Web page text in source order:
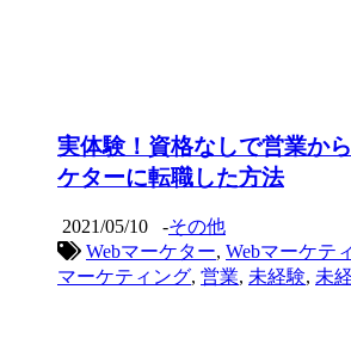
実体験！資格なしで営業か
ケターに転職した方法
2021/05/10 -その他
Webマーケター, Webマーケテ
マーケティング, 営業, 未経験, 未